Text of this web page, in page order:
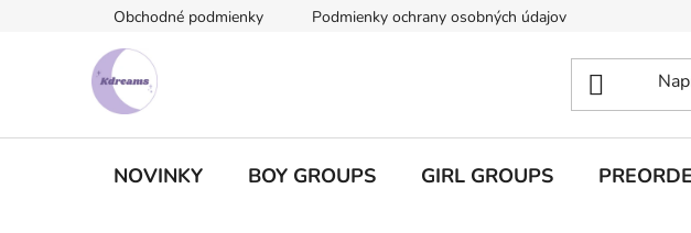
Obchodné podmienky Podmienky ochrany osobných údajov
NOVINKY BOY GROUPS GIRL GROUPS